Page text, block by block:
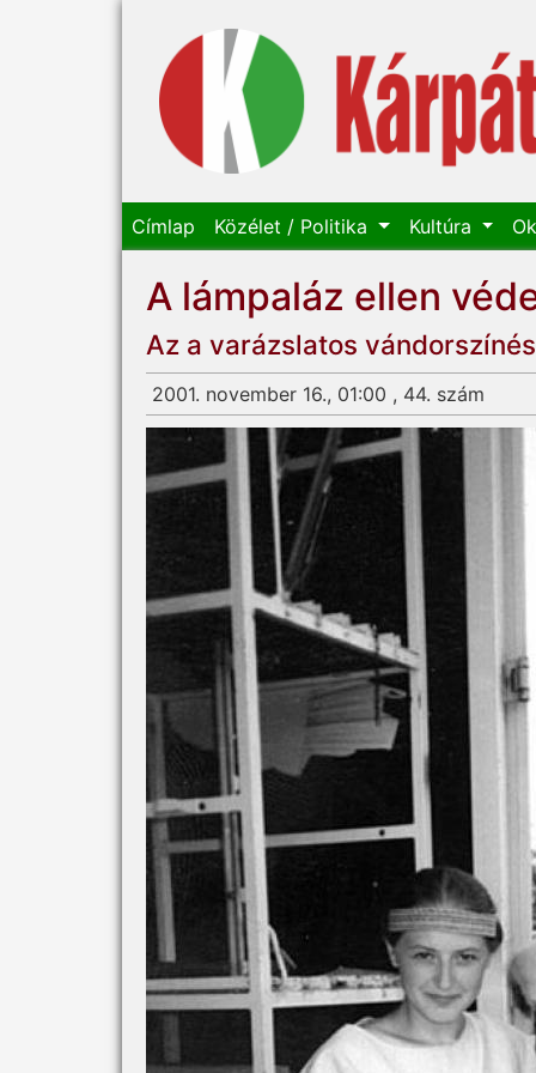
Címlap Közélet / Politika Kultúra
A lámpaláz ellen
Az a varázslatos
2001. november 16., 01:00 , 44. szám